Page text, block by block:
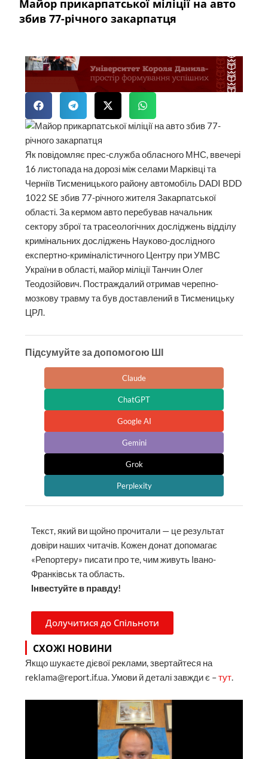
Майор прикарпатської міліції на авто
збив 77-річного закарпатця
Як повідомляє прес-служба обласного МНС, ввечері
16 листопада на дорозі між селами Марківці та
Черніїв Тисменицького району автомобіль DADI BDD
1022 SE збив 77-річного жителя Закарпатської
області. За кермом авто перебував начальник
сектору зброї та трасеологічних досліджень відділу
кримінальних досліджень Науково-дослідного
експертно-криміналістичного Центру при УМВС
України в області, майор міліції Танчин Олег
Теодозійович. Постраждалий отримав черепно-
мозкову травму та був доставлений в Тисменицьку
ЦРЛ.
Підсумуйте за допомогою ШІ
Claude
ChatGPT
Google AI
Gemini
Grok
Perplexity
Текст, який ви щойно прочитали — це результат
довіри наших читачів. Кожен донат допомагає
«Репортеру» писати про те, чим живуть Івано-
Франківськ та область.
Інвестуйте в правду!
Долучитися до Спільноти
СХОЖІ НОВИНИ
Якщо шукаєте дієвої реклами, звертайтеся на
reklama@report.if.ua. Умови й деталі завжди є –тут.